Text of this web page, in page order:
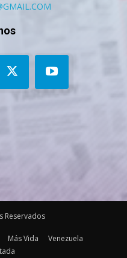
Reservados
Más Vida
Venezuela